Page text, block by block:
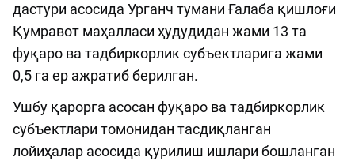
дастури асосида Урганч тумани Ғалаба қишлоғи
Қумравот маҳалласи ҳудудидан жами 13 та
фуқаро ва тадбиркорлик субъектларига жами
0,5 га ер ажратиб берилган.
Ушбу қарорга асосан фуқаро ва тадбиркорлик
субъектлари томонидан тасдиқланган
лойиҳалар асосида қурилиш ишлари бошланган